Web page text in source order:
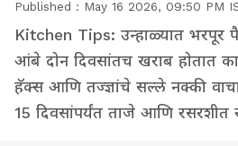
Published : May 16 2026, 09:50 PM
Kitchen Tips: उन्हाळ्यात
आंबे दोन दिवसांतच खराब होतात
हॅक्स आणि तज्ज्ञांचे सल्ले नक्की
15 दिवसांपर्यंत ताजे आणि रसरशीत